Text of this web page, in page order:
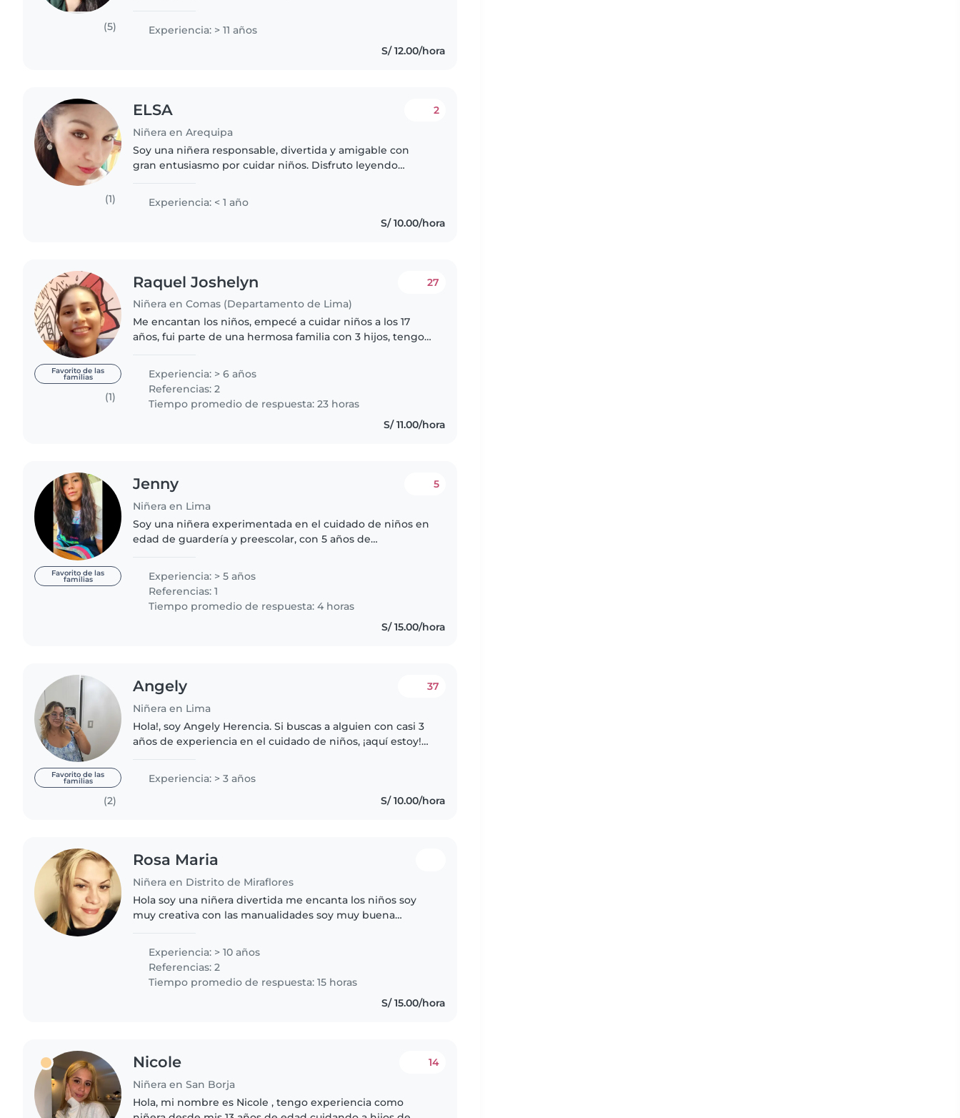
(5)
inventando juegos educativos..
Experiencia: > 11 años
S/ 12.00/hora
(1)
ELSA
Niñera en Arequipa
2
Soy una niñera responsable, divertida y amigable con
gran entusiasmo por cuidar niños. Disfruto leyendo
Experiencia: < 1 año
S/ 10.00/hora
Favorito de las
familias
(1)
Raquel Joshelyn
Niñera en Comas (Departamento de Lima)
27
Me encantan los niños, empecé a cuidar niños a los 17
años, fui parte de una hermosa familia con 3 hijos, tengo
años . Soy carismática,..
Experiencia: > 6 años
Referencias: 2
Tiempo promedio de respuesta: 23 horas
S/ 11.00/hora
Favorito de las
familias
Jenny
Niñera en Lima
5
Soy una niñera experimentada en el cuidado de niños en
edad de guardería y preescolar, con 5 años de
inicial) y me encanta interactuar..
Experiencia: > 5 años
Referencias: 1
Tiempo promedio de respuesta: 4 horas
S/ 15.00/hora
Favorito de las
familias
(2)
Angely
Niñera en Lima
37
Hola!, soy Angely Herencia. Si buscas a alguien con casi 3
años de experiencia en el cuidado de niños, ¡aquí estoy!
montón jugando,..
Experiencia: > 3 años
S/ 10.00/hora
Rosa Maria
Niñera en Distrito de Miraflores
Hola soy una niñera divertida me encanta los niños soy
muy creativa con las manualidades soy muy buena
Experiencia: > 10 años
Referencias: 2
Tiempo promedio de respuesta: 15 horas
S/ 15.00/hora
Nicole
Niñera en San Borja
14
Hola, mi nombre es Nicole , tengo experiencia como